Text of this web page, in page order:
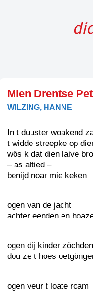
Mien Drentse
WILZING, HANNE
In t duuster woakend
t widde streepke op
wös k dat dien laive
– as altied –
benijd noar mie keken
ogen van de jacht
achter eenden en
ogen dij kinder zöchden
dou ze t hoes
ogen veur t loate roam